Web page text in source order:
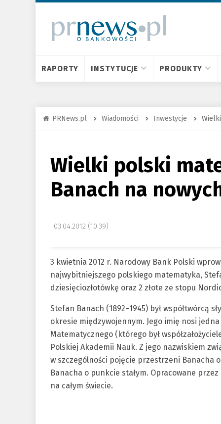
RAPORTY INSTYTUCJE PRODUKTY
PRNews.pl Wiadomości Inwestycje
Wielki polski
Banach na
03.04.2012 (10:39)
3 kwietnia 2012 r. Narodowy Bank Polski
najwybitniejszego polskiego matematyka,
dziesięciozłotówkę oraz 2 złote ze stopu
Stefan Banach (1892–1945) był współtwórcą
okresie międzywojennym. Jego imię nosi
Matematycznego (którego był
Polskiej Akademii Nauk. Z jego nazwiskiem
w szczególności pojęcie przestrzeni Banacha
Banacha o punkcie stałym. Opracowane
na całym świecie.